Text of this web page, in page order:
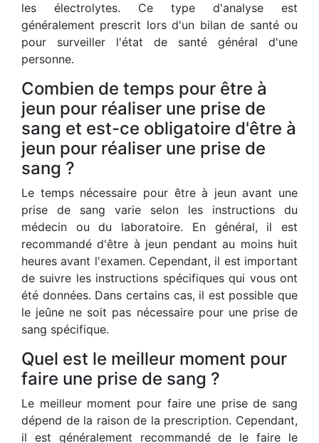
les électrolytes. Ce type d'analyse est
généralement prescrit lors d'un bilan de santé ou
pour surveiller l'état de santé général d'une
personne.
Combien de temps pour être à
jeun pour réaliser une prise de
sang et est-ce obligatoire d'être à
jeun pour réaliser une prise de
sang ?
Le temps nécessaire pour être à jeun avant une
prise de sang varie selon les instructions du
médecin ou du laboratoire. En général, il est
recommandé d'être à jeun pendant au moins huit
heures avant l'examen. Cependant, il est important
de suivre les instructions spécifiques qui vous ont
été données. Dans certains cas, il est possible que
le jeûne ne soit pas nécessaire pour une prise de
sang spécifique.
Quel est le meilleur moment pour
faire une prise de sang ?
Le meilleur moment pour faire une prise de sang
dépend de la raison de la prescription. Cependant,
il est généralement recommandé de le faire le